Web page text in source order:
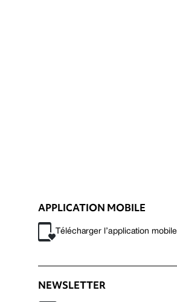
APPLICATION MOBILE
Télécharger l’application mobile
NEWSLETTER